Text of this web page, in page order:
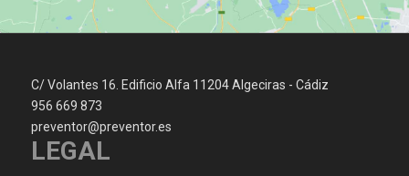
C/ Volantes 16. Edificio Alfa 11204 Algeciras - Cádiz
956 669 873
preventor@preventor.es
LEGAL